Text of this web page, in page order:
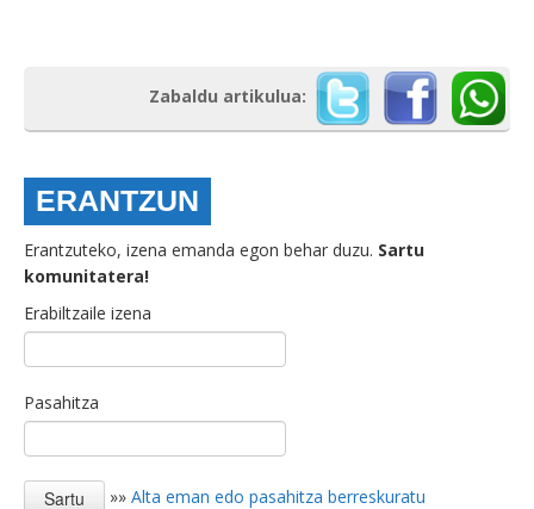
Zabaldu artikulua:
ERANTZUN
Erantzuteko, izena emanda egon behar duzu. Sartu
komunitatera!
Erabiltzaile izena
Pasahitza
»» Alta eman edo pasahitza berreskuratu